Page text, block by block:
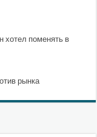
хотел поменять в
рынка